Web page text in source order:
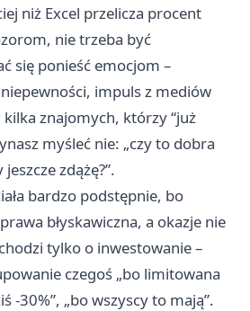
niż Excel przelicza procent
nie trzeba być
się ponieść emocjom –
impuls z mediów
kilka znajomych, którzy “już
myśleć nie: „czy to dobra
zdążę?”.
bardzo podstępnie, bo
błyskawiczna, a okazje nie
tylko o inwestowanie –
czegoś „bo limitowana
-30%”, „bo wszyscy to mają”.